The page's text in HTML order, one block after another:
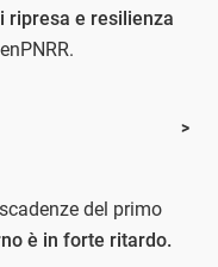
ripresa e resilienza
del primo
è in forte ritardo.